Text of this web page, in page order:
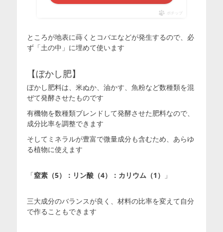
ポチップ
ところが地表に蒔くとコバエなどが発生するので、必
ず「土の中」に埋めて使います
【ぼかし肥】
ぼかし肥料は、米ぬか、油かす、魚粉など数種類を混
ぜて発酵させたものです
有機物を数種類ブレンドして発酵させた肥料なので、
成分比率を調整できます
そしてミネラルが豊富で微量成分も含むため、あらゆ
る植物に使えます
「窒素（5）：リン酸（4）：カリウム（1） 」
三大成分のバランスが良く、材料の比率を変えて自分
で作ることもできます